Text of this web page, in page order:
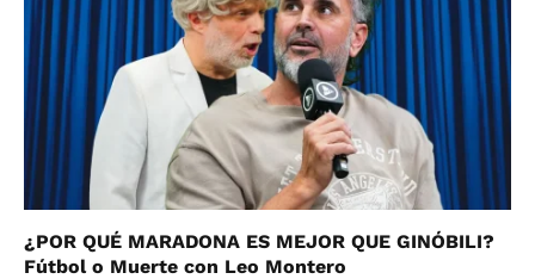
¿POR QUÉ MARADONA ES MEJOR QUE GINÓBILI?
Fútbol o Muerte con Leo Montero